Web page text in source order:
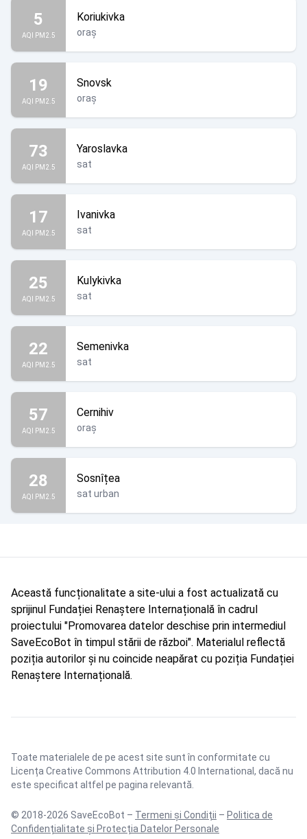
5
AQI PM2.5
Koriukivka
oraș
19
AQI PM2.5
Snovsk
oraș
73
AQI PM2.5
Yaroslavka
sat
17
AQI PM2.5
Ivanivka
sat
25
AQI PM2.5
Kulykivka
sat
22
AQI PM2.5
Semenivka
sat
57
AQI PM2.5
Cernihiv
oraș
28
AQI PM2.5
Sosnîțea
sat urban
Această funcționalitate a site-ului a fost actualizată cu
sprijinul Fundației Renaștere Internațională în cadrul
proiectului "Promovarea datelor deschise prin intermediul
SaveEcoBot în timpul stării de război". Materialul reflectă
poziția autorilor și nu coincide neapărat cu poziția Fundației
Renaștere Internațională.
Toate materialele de pe acest site sunt în conformitate cu
Licența Creative Commons Attribution 4.0 International , dacă nu
este specificat altfel pe pagina relevantă.
© 2018-2026 SaveEcoBot – Termeni și Condiții – Politica de
Confidențialitate și Protecția Datelor Personale